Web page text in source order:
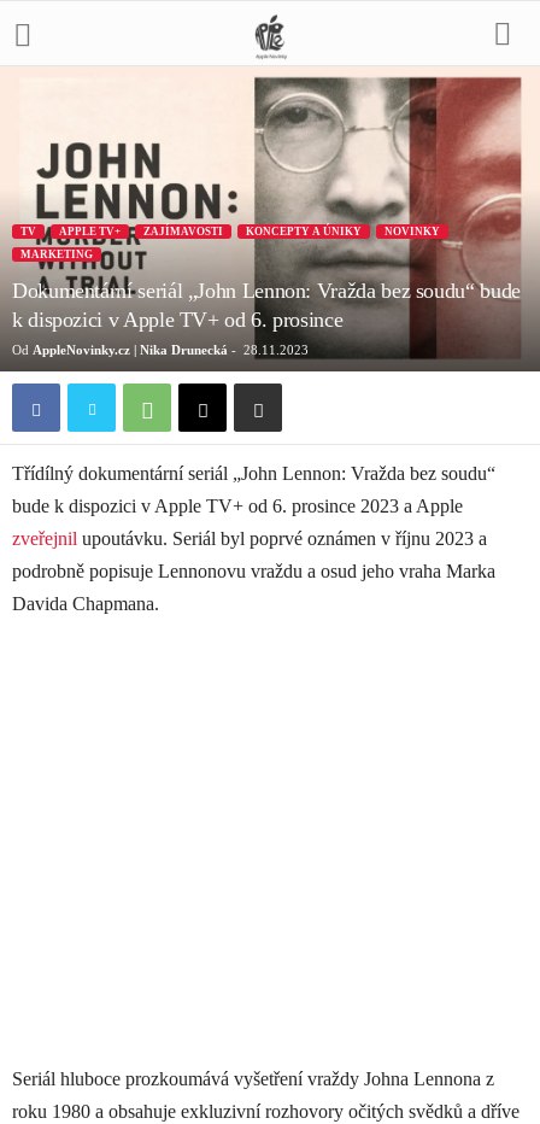
TV APPLE TV+ ZAJÍMAVOSTI KONCEPTY A ÚNIKY
NOVINKY
MARKETING
Dokumentární seriál „John Lennon: Vražda bez soudu“ bude
k dispozici v Apple TV+ od 6. prosince
Od AppleNovinky.cz | Nika Drunecká - 28.11.2023
Třídílný dokumentární seriál „John Lennon: Vražda bez soudu“
bude k dispozici v Apple TV+ od 6. prosince 2023 a Apple
zveřejnil upoutávku. Seriál byl poprvé oznámen v říjnu 2023 a
podrobně popisuje Lennonovu vraždu a osud jeho vraha Marka
Davida Chapmana.
Seriál hluboce prozkoumává vyšetření vraždy Johna Lennona z
roku 1980 a obsahuje exkluzivní rozhovory očitých svědků a dříve